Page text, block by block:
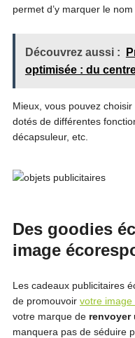
permet d’y marquer le
Découvrez aussi :
optimisée : du
Mieux, vous pouvez
dotés de différentes
décapsuleur, etc.
Des goodies
image
Les cadeaux publicitaires
de promouvoir votre image
votre marque de renvoyer
manquera pas de séduire